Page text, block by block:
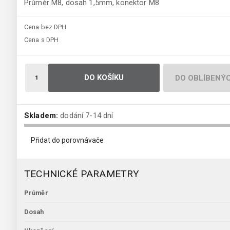
Průměr M8, dosah 1,5mm, konektor M8
Cena bez DPH
Cena s DPH
DO KOŠÍKU DO
Skladem: dodání 7-14 dní
Přidat do porovnávače
TECHNICKÉ PARAMETRY
Průměr
Dosah